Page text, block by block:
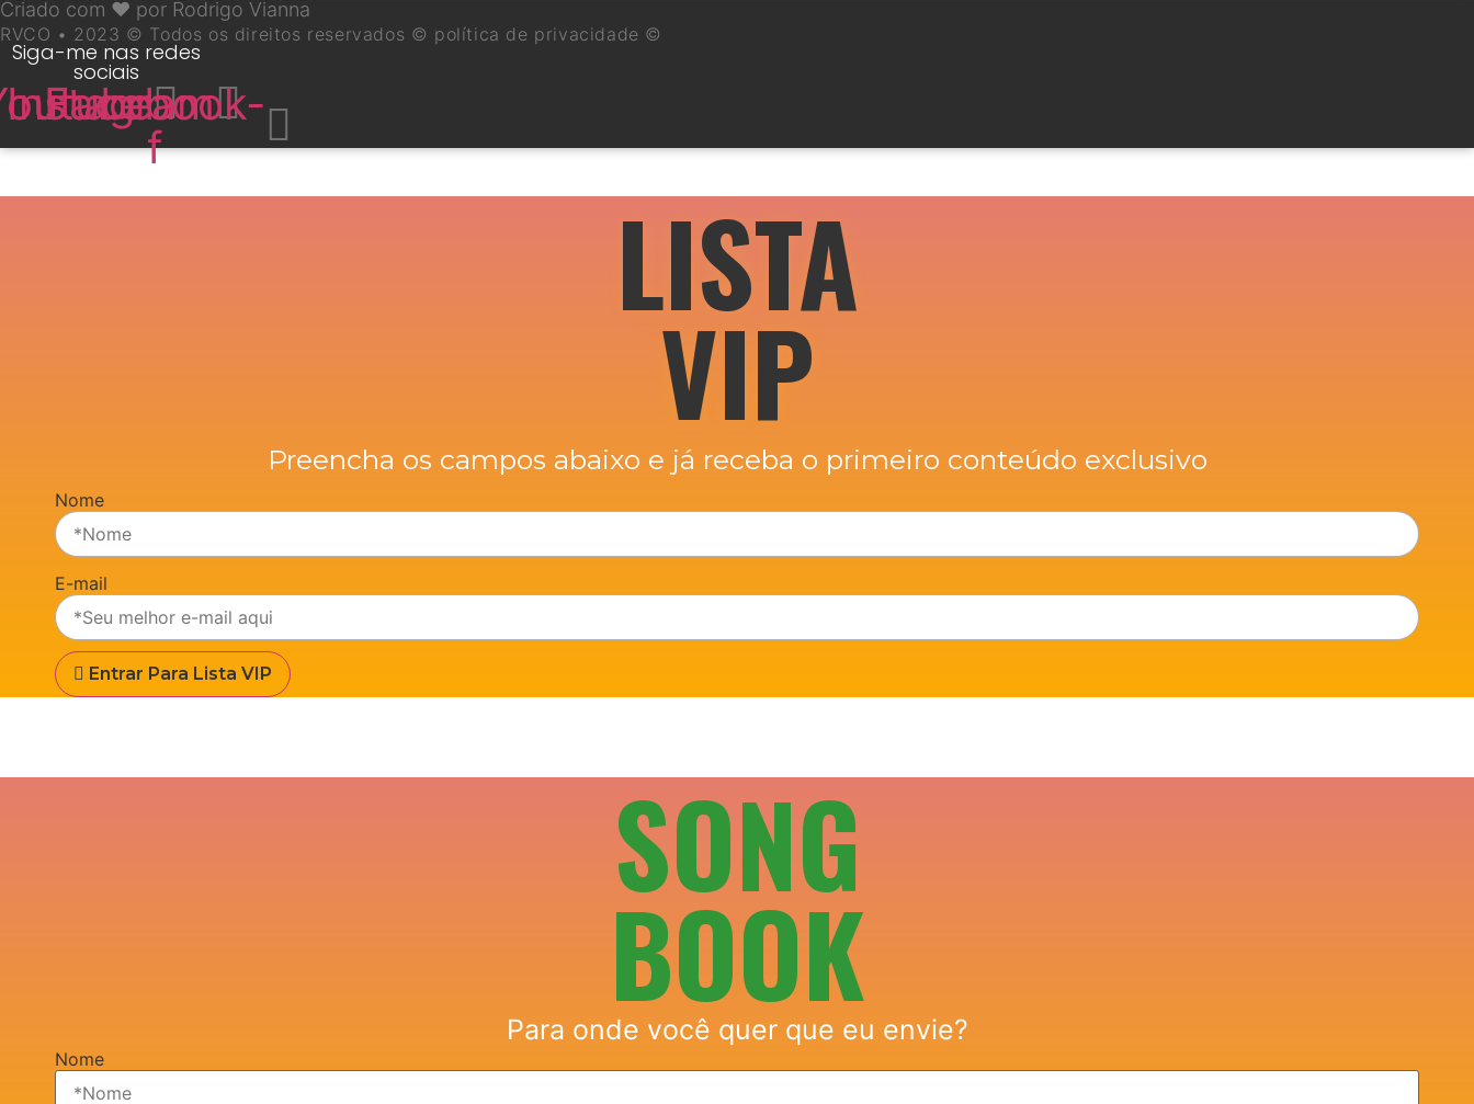
Criado com ❤ por Rodrigo Vianna
RVCO • 2023 © Todos os direitos reservados © política de privacidade ©
Siga-me nas redes
sociais
Instagram
Facebook-
f
LISTA
VIP
Preencha os campos abaixo e já receba o primeiro conteúdo exclusivo
Nome
E-mail
Entrar Para Lista VIP
SONG
BOOK
Para onde você quer que eu envie?
Nome